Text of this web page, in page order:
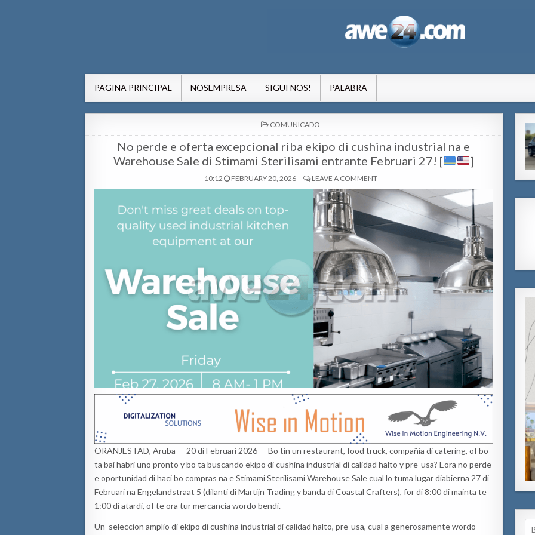
PAGINA PRINCIPAL NOSEMPRESA SIGUI NOS! PALABRA
POSTED
IN
COMUNICADO
No perde e oferta excepcional riba ekipo di cushina industrial na e
Warehouse Sale di Stimami Sterilisami entrante Februari 27! [
]
10:12 FEBRUARY 20, 2026 LEAVE A COMMENT
ORANJESTAD, Aruba — 20 di Februari 2026 — Bo tin un restaurant, food truck, compañia di catering, of bo
ta bai habri uno pronto y bo ta buscando ekipo di cushina industrial di calidad halto y pre-usa? Eora no perde
e oportunidad di haci bo compras na e Stimami Sterilisami Warehouse Sale cual lo tuma lugar diabierna 27 di
Februari na Engelandstraat 5 (dilanti di Martijn Trading y banda di Coastal Crafters), for di 8:00 di mainta te
1:00 di atardi, of te ora tur mercancia wordo bendi.
Un seleccion amplio di ekipo di cushina industrial di calidad halto, pre-usa, cual a generosamente wordo